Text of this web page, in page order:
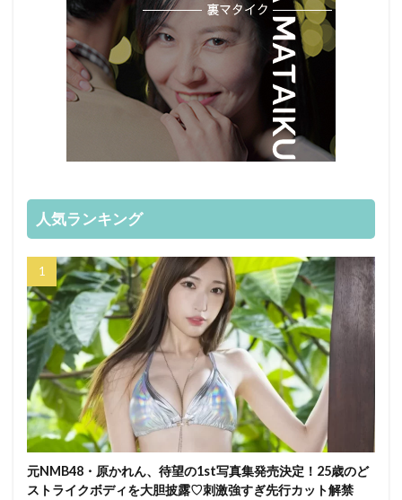
人気ランキング
元NMB48・原かれん、待望の1st写真集発売決定！25歳のど
ストライクボディを大胆披露♡刺激強すぎ先行カット解禁